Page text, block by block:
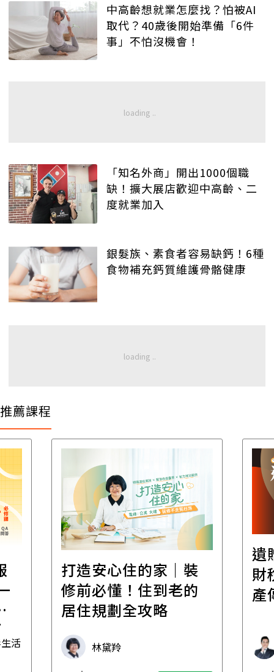
中高齡想就業怎麼找？怕被AI
取代？40歲後開始準備「6件
事」不怕沒機會！
「知名外商」開出1000個職
缺！擴大展店歡迎中高齡、二
度就業加入
銀髮族、素食者容易缺鈣！6種
食物補充鈣質維護骨骼健康
推薦課程
活
打造安心住的家｜裝
修前必懂！住到老的
居住規劃全攻略
林黛羚
遺
財
產